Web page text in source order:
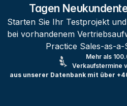
Tagen
Starten Sie Ihr Testprojekt
bei vorhandenem
Practice Sales-as-
Mehr als
Verkaufstermine
aus unserer Datenbank mit über